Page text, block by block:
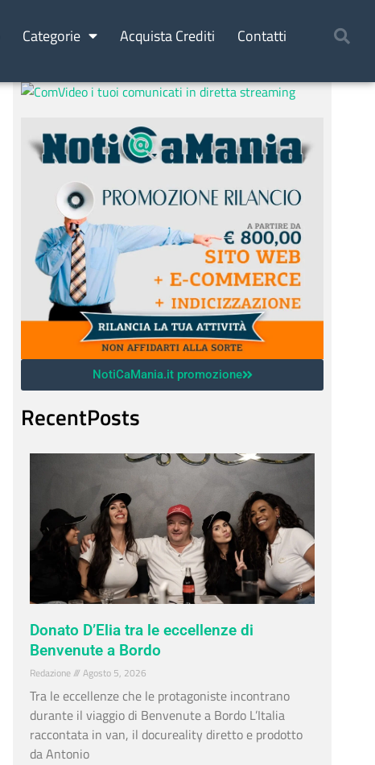
Categorie Acquista Crediti Contatti
NotiCaMania.it promozione
RecentPosts
Donato D’Elia tra le eccellenze di
Benvenute a Bordo
Redazione Agosto 5, 2026
Tra le eccellenze che le protagoniste incontrano
durante il viaggio di Benvenute a Bordo L’Italia
raccontata in van, il docureality diretto e prodotto
da Antonio